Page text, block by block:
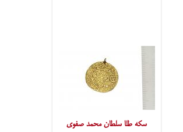
سکه طلا سلطان محمد صفوی